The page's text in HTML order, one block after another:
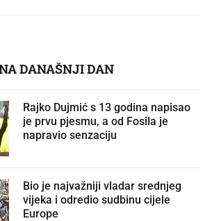
DANAŠNJI DAN
Rajko Dujmić s 13 godina napisao
je prvu pjesmu, a od Fosila je
napravio senzaciju
Bio je najvažniji vladar srednjeg
vijeka i odredio sudbinu cijele
Europe